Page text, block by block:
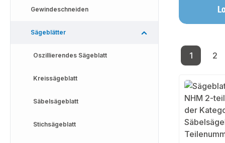
Gewindeschneiden
Sägeblätter
Oszillierendes Sägeblatt
Kreissägeblatt
Säbelsägeblatt
Stichsägeblatt
Seite
1 2